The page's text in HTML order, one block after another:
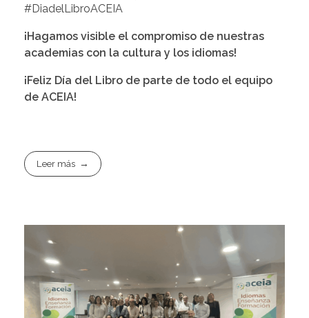
#DiadelLibroACEIA
¡Hagamos visible el compromiso de nuestras
academias con la cultura y los idiomas!
¡Feliz Día del Libro de parte de todo el equipo
de ACEIA!
Leer más